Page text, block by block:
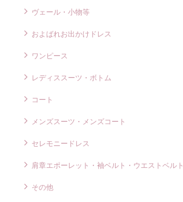
ヴェール・小物等
およばれお出かけドレス
ワンピース
レディススーツ・ボトム
コート
メンズスーツ・メンズコート
セレモニードレス
肩章エポーレット・袖ベルト・ウエストベルト
その他